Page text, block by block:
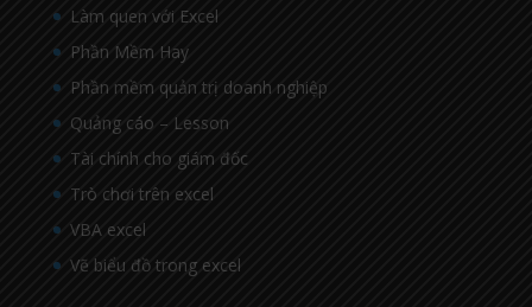
Làm quen với Excel
Phần Mềm Hay
Phần mềm quản trị doanh nghiệp
Quảng cáo – Lesson
Tài chính cho giám đốc
Trò chơi trên excel
VBA excel
Vẽ biểu đồ trong excel